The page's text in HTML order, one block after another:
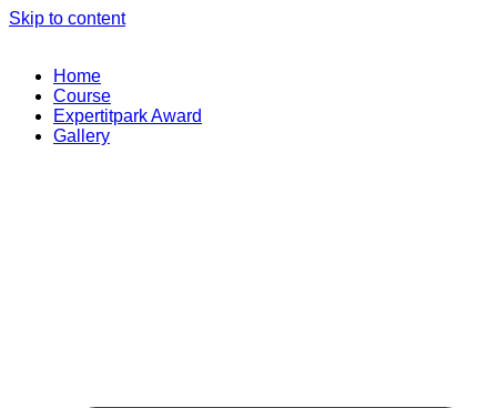
Skip to content
Home
Course
Expertitpark Award
Gallery